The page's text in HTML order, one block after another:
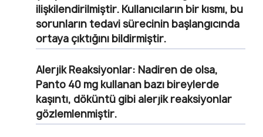
ilişkilendirilmiştir. Kullanıcıların bir kısmı, bu
sorunların tedavi sürecinin başlangıcında
ortaya çıktığını bildirmiştir.
Alerjik Reaksiyonlar: Nadiren de olsa,
Panto 40 mg kullanan bazı bireylerde
kaşıntı, döküntü gibi alerjik reaksiyonlar
gözlemlenmiştir.